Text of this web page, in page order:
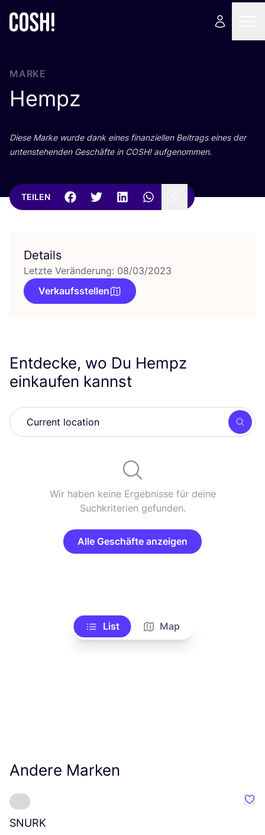
MARKE
Hempz
Die­se Mar­ke wur­de dank eines finan­zi­el­len Bei­trags eines der
unten­ste­hen­den Geschäf­te in COSH! aufgenommen.
TEILEN
Details
Letzte Veränderung: 08/03/2023
Verkaufsstellen
Entdecke, wo Du Hempz
einkaufen kannst
Wir haben keine Ergebnisse für deine
Suchkriterien gefunden.
Alle Geschäfte anzeigen
List Map
Andere Marken
SNURK